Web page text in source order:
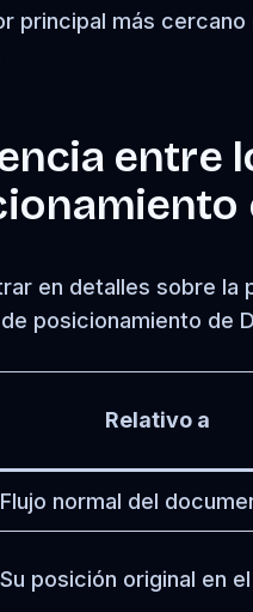
principal más
entre
en detalles sobre la
posicionamiento de
Relativo a
Flujo normal del
Su posición original en